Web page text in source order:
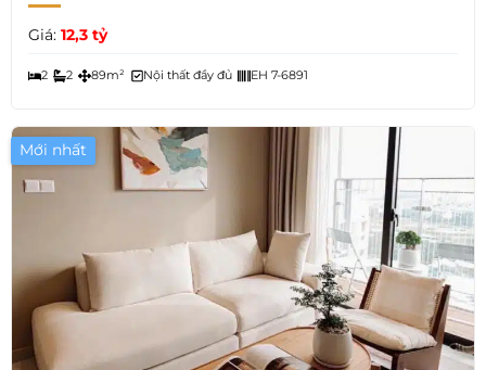
Giá: 12,3 tỷ
2 2 89m² Nội thất đầy đủ EH 7-6891
Mới nhất